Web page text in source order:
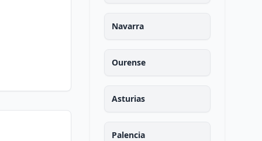
Navarra
Ourense
Asturias
Palencia